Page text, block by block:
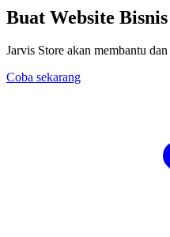
Buat Website Bisnis
Jarvis Store akan membantu
Coba sekarang